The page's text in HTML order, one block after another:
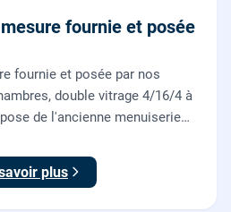
fournie et posée
fournie et posée par nos
double vitrage 4/16/4 à
de l'ancienne menuiserie
plus